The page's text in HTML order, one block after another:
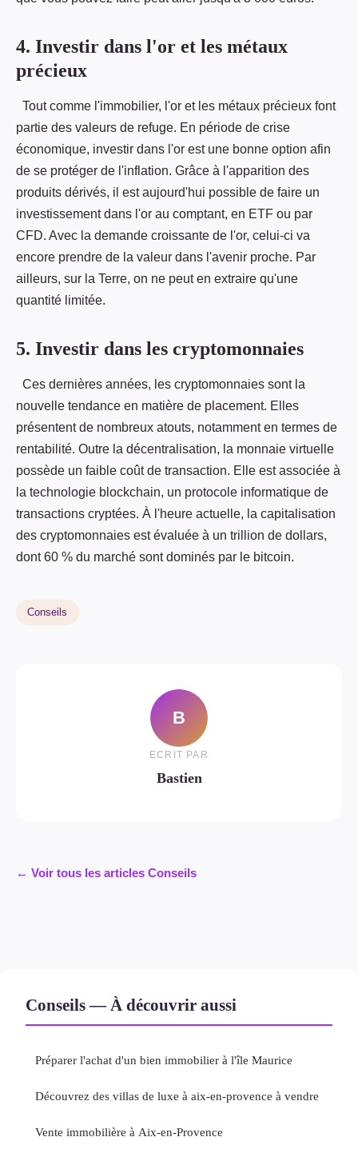
4. Investir dans l'or et les métaux
précieux
Tout comme l'immobilier, l'or et les métaux précieux font
partie des valeurs de refuge. En période de crise
économique, investir dans l'or est une bonne option afin
de se protéger de l'inflation. Grâce à l'apparition des
produits dérivés, il est aujourd'hui possible de faire un
investissement dans l'or au comptant, en ETF ou par
CFD. Avec la demande croissante de l'or, celui-ci va
encore prendre de la valeur dans l'avenir proche. Par
ailleurs, sur la Terre, on ne peut en extraire qu'une
quantité limitée.
5. Investir dans les cryptomonnaies
Ces dernières années, les cryptomonnaies sont la
nouvelle tendance en matière de placement. Elles
présentent de nombreux atouts, notamment en termes de
rentabilité. Outre la décentralisation, la monnaie virtuelle
possède un faible coût de transaction. Elle est associée à
la technologie blockchain, un protocole informatique de
transactions cryptées. À l'heure actuelle, la capitalisation
des cryptomonnaies est évaluée à un trillion de dollars,
dont 60 % du marché sont dominés par le bitcoin.
Conseils
B
ECRIT PAR
Bastien
← Voir tous les articles Conseils
Conseils — À découvrir aussi
Préparer l'achat d'un bien immobilier à l'île Maurice
Découvrez des villas de luxe à aix-en-provence à vendre
Vente immobilière à Aix-en-Provence